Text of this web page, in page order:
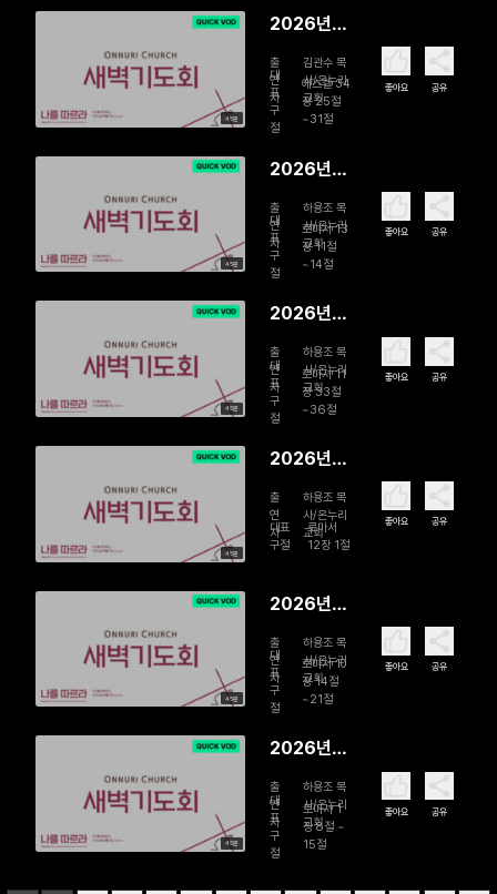
시는 하나
45분
2026년
일 평화의
언약 속에
살아가는
그리스도인
출
연
자
김관수 목
사/온누리
교회
대
표
구
절
에스겔 34
장 25절
~31절
좋아요 공유
45분
2026년
故하용조
목사 15주
기 새벽기
도회 | 지금
깰 때입니
다
출
연
자
하용조 목
사/온누리
교회
대
표
구
절
로마서 13
장 11절
~14절
좋아요 공유
45분
2026년
일 故하용
조 목사 15
주기 새벽
기도회 | 구
출
연
자
하용조 목
사/온누리
교회
대
표
구
절
로마서 11
장 33절
~36절
좋아요 공유
45분
2026년
일 故하용
조 목사 15
기도회 | 구
원의 삶, 몸
을 드리라
출
연
자
하용조 목
사/온누리
교회
대표
구절
로마서
12장 1절
좋아요 공유
45분
2026년
일 故하용
조 목사 15
주기 새벽
기도회 | 믿
에서 난다
출
연
자
하용조 목
사/온누리
교회
대
표
구
절
로마서 10
장 14절
~21절
좋아요 공유
45분
2026년
故하용조
목사 15주
기 새벽기
출
연
자
하용조 목
사/온누리
교회
대
표
구
절
로마서 1
장 8절 ~
15절
좋아요 공유